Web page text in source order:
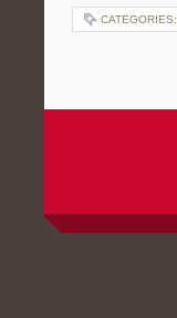
CATEGORIES: